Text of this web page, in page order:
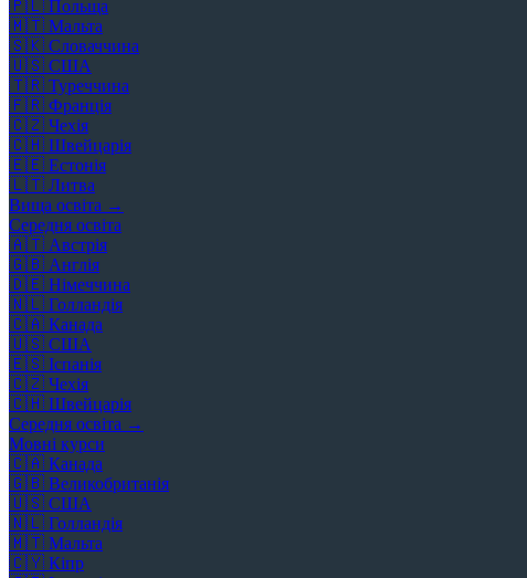
🇵🇱 Польща
🇲🇹 Мальта
🇸🇰 Словаччина
🇺🇸 США
🇹🇷 Туреччина
🇫🇷 Франція
🇨🇿 Чехія
🇨🇭 Швейцарія
🇪🇪 Естонія
🇱🇹 Литва
Вища освіта →
Середня освіта
🇦🇹 Австрія
🇬🇧 Англія
🇩🇪 Німеччина
🇳🇱 Голландія
🇨🇦 Канада
🇺🇸 США
🇪🇸 Іспанія
🇨🇿 Чехія
🇨🇭 Швейцарія
Середня освіта →
Мовні курси
🇨🇦 Канада
🇬🇧 Великобританія
🇺🇸 США
🇳🇱 Голландія
🇲🇹 Мальта
🇨🇾 Кіпр